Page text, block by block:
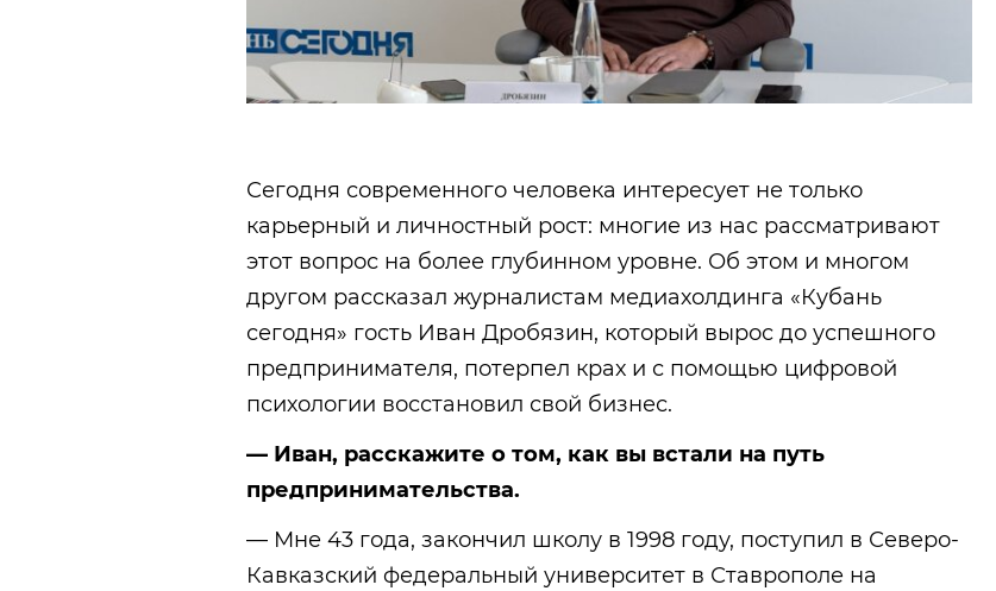
Сегодня современного человека интересует не только
карьерный и личностный рост: многие из нас рассматривают
этот вопрос на более глубинном уровне. Об этом и многом
другом рассказал журналистам медиахолдинга «Кубань
сегодня» гость Иван Дробязин, который вырос до успешного
предпринимателя, потерпел крах и с помощью цифровой
психологии восстановил свой бизнес.
— Иван, расскажите о том, как вы встали на путь
предпринимательства.
— Мне 43 года, закончил школу в 1998 году, поступил в Северо-
Кавказский федеральный университет в Ставрополе на